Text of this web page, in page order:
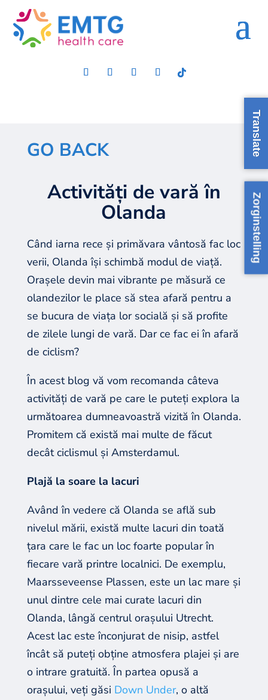
Zorginstelling
GO BACK
Activități de vară în
Olanda
Când iarna rece și primăvara vântosă fac loc
verii, Olanda își schimbă modul de viață.
Orașele devin mai vibrante pe măsură ce
olandezilor le place să stea afară pentru a
se bucura de viața lor socială și să profite
de zilele lungi de vară. Dar ce fac ei în afară
de ciclism?
În acest blog vă vom recomanda câteva
activități de vară pe care le puteți explora la
următoarea dumneavoastră vizită în Olanda.
Promitem că există mai multe de făcut
decât ciclismul și Amsterdamul.
Plajă la soare la lacuri
Având în vedere că Olanda se află sub
nivelul mării, există multe lacuri din toată
țara care le fac un loc foarte popular în
fiecare vară printre localnici. De exemplu,
Maarsseveense Plassen, este un lac mare și
unul dintre cele mai curate lacuri din
Olanda, lângă centrul orașului Utrecht.
Acest lac este înconjurat de nisip, astfel
încât să puteți obține atmosfera plajei și are
o intrare gratuită. În partea opusă a
orașului, veți găsi Down Under, o altă
Translate